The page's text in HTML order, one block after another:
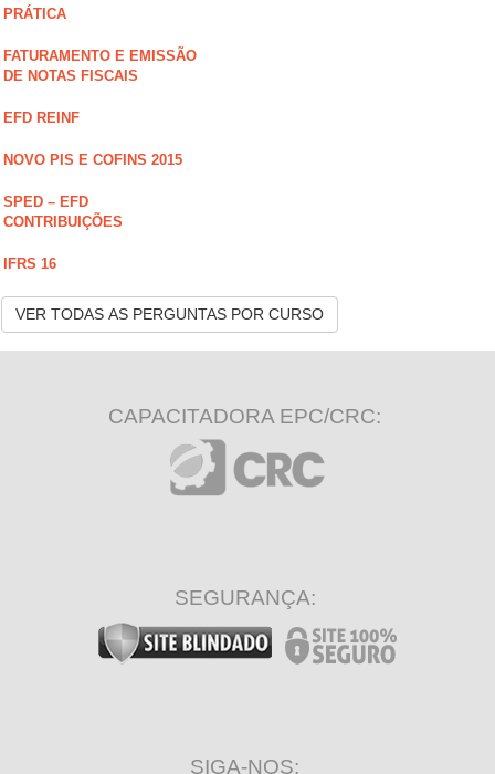
PRÁTICA
FATURAMENTO E EMISSÃO
DE NOTAS FISCAIS
EFD REINF
NOVO PIS E COFINS 2015
SPED – EFD
CONTRIBUIÇÕES
IFRS 16
VER TODAS AS PERGUNTAS POR CURSO
CAPACITADORA EPC/CRC:
SEGURANÇA:
SIGA-NOS: